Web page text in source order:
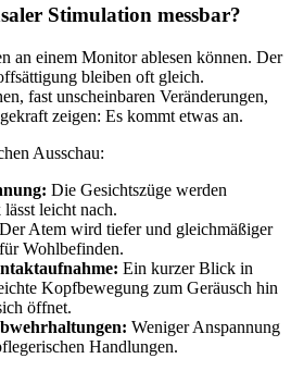
Stimulation messbar?
an einem Monitor ablesen können. Der
bleiben oft gleich.
fast unscheinbaren Veränderungen,
zeigen: Es kommt etwas an.
Ausschau:
Die Gesichtszüge werden
leicht nach.
Der Atem wird tiefer und gleichmäßiger
Wohlbefinden.
Ein kurzer Blick in
Kopfbewegung zum Geräusch hin
öffnet.
Weniger Anspannung
Handlungen.